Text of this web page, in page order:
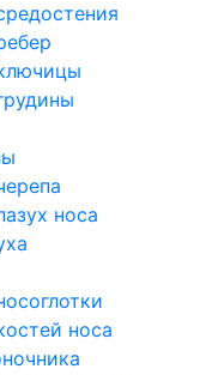
носа
носа